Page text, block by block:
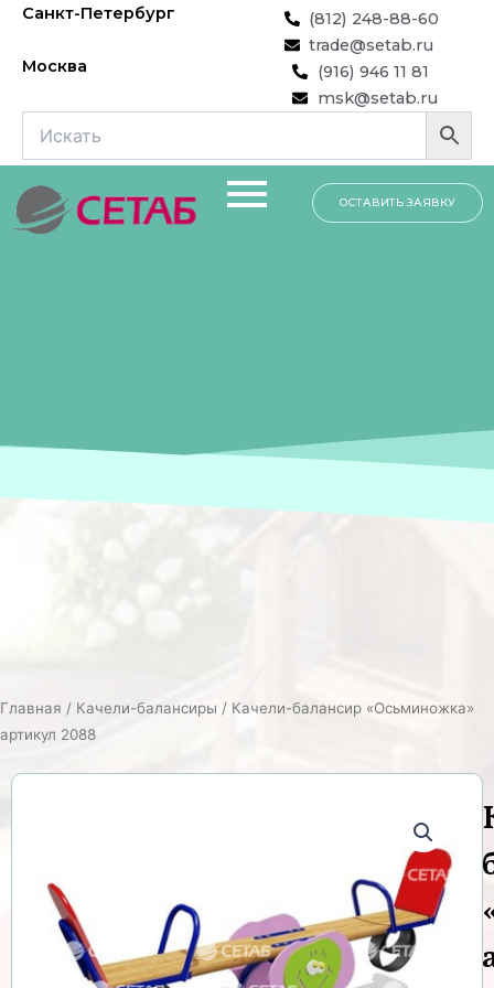
Перейти
содержимому
Санкт-Петербург
(812) 248-88-60
trade@setab.ru
Москва
(916) 946 11 81
msk@setab.ru
ОСТАВИТЬ ЗАЯВКУ
Главная / Качели-балансиры / Качели-балансир «Осьминожка»
артикул 2088